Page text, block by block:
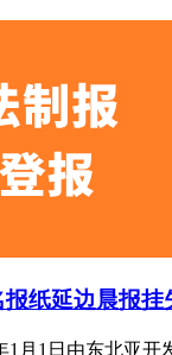
报纸延边晨报挂
1月1日由东北亚